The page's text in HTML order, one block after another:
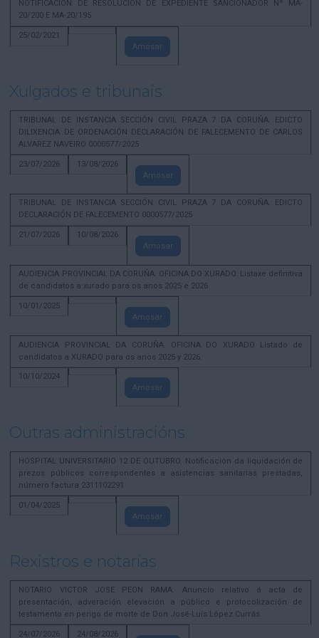
NOTIFICACION DE RESOLUCION DE EXPEDIENTE SANCIONADOR Nº MA-
20/200 E MA-20/195
25/02/2021
Amosar
Xulgados e tribunais
TRIBUNAL DE INSTANCIA SECCIÓN CIVIL PRAZA 7 DA CORUÑA. EDICTO
DILIXENCIA DE ORDENACIÓN DECLARACIÓN DE FALECEMENTO DE CARLOS
ALVAREZ NAVEIRO 0000577/2025
23/07/2026
13/08/2026
Amosar
TRIBUNAL DE INSTANCIA SECCIÓN CIVIL PRAZA 7 DA CORUÑA. EDICTO
DECLARACIÓN DE FALECEMENTO 0000577/2025
21/07/2026
10/08/2026
Amosar
AUDIENCIA PROVINCIAL DA CORUÑA. OFICINA DO XURADO. Listaxe definitiva
de candidatos a xurado para os anos 2025 e 2026
10/01/2025
Amosar
AUDIENCIA PROVINCIAL DA CORUÑA. OFICINA DO XURADO Listado de
candidatos a XURADO para os anos 2025 y 2026.
10/10/2024
Amosar
Outras administracións
HOSPITAL UNIVERSITARIO 12 DE OUTUBRO. Notificación da liquidación de
prezos públicos correspondentes a asistencias sanitarias prestadas,
número factura 2311102291
01/04/2025
Amosar
Rexistros e notarías
NOTARIO VICTOR JOSE PEON RAMA. Anuncio relativo á acta de
presentación, adveración elevación a público e protocolización de
testamento en perigo de morte de Don José-Luís López Currás.
24/07/2026
24/08/2026